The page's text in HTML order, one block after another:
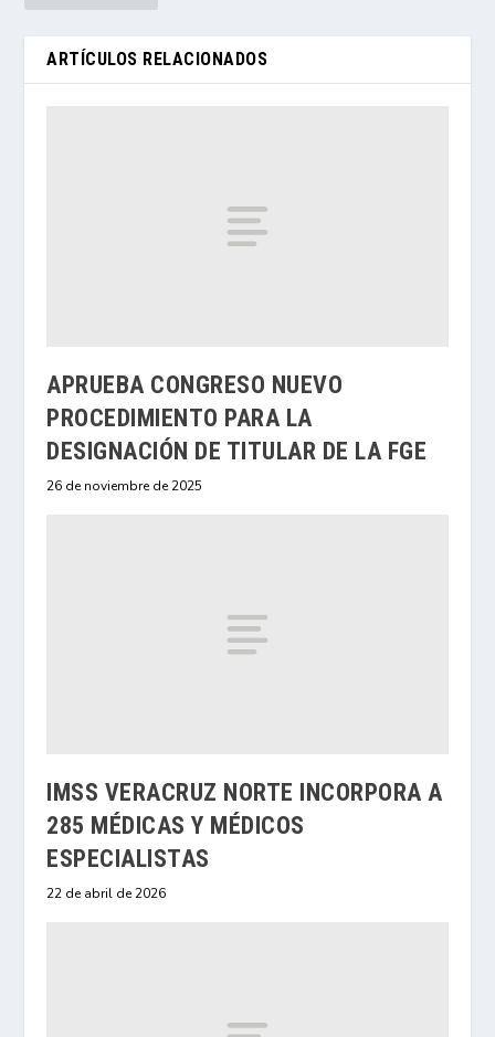
ARTÍCULOS RELACIONADOS
APRUEBA CONGRESO NUEVO
PROCEDIMIENTO PARA LA
DESIGNACIÓN DE TITULAR DE LA FGE
26 de noviembre de 2025
IMSS VERACRUZ NORTE INCORPORA A
285 MÉDICAS Y MÉDICOS
ESPECIALISTAS
22 de abril de 2026